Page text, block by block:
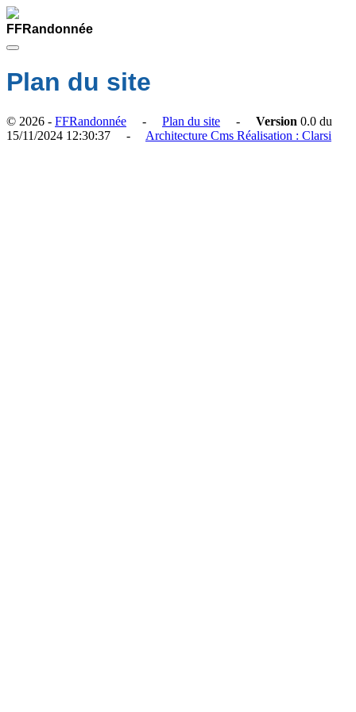
FFRandonnée
Plan du site
© 2026 - FFRandonnée - Plan du site - Version 0.0 du
15/11/2024 12:30:37 - Architecture Cms Réalisation : Clarsi